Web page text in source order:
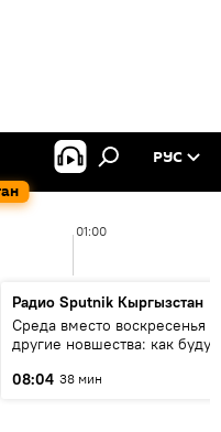
РУС
01:00
Радио Sputnik Кыргызстан
Среда вместо воскресенья и
другие новшества: как будут
08:04 38 мин